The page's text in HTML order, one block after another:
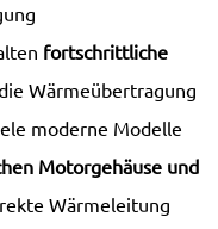
fortschrittliche
Wärmeübertragung
moderne Modelle
Motorgehäuse und
Wärmeleitung